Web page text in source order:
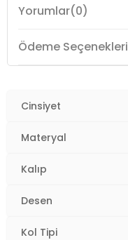
Manken Ölçüsü :
Yorumlar(0)
Ödeme Seçenekleri
Cinsiyet
Materyal
Kalıp
Desen
Kol Tipi